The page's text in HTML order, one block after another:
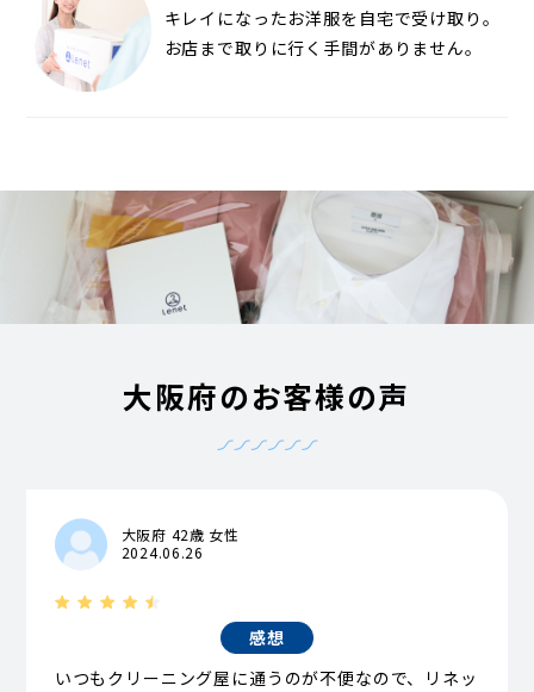
キレイになったお洋服を自宅で受け取り。
お店まで取りに行く手間がありません。
大阪府のお客様の声
大阪府 42歳 女性
2024.06.26
感想
いつもクリーニング屋に通うのが不便なので、リネッ